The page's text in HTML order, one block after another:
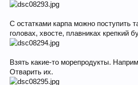
С остатками карпа можно поступить
головах, хвосте, плавниках крепкий
Взять какие-то морепродукты.
Отварить их.